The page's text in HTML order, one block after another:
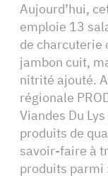
Aujourd’hui,
emploie 13
de charcuterie
jambon cuit,
nitrité ajouté.
régionale
Viandes Du
produits de
savoir-faire à
produits parmi